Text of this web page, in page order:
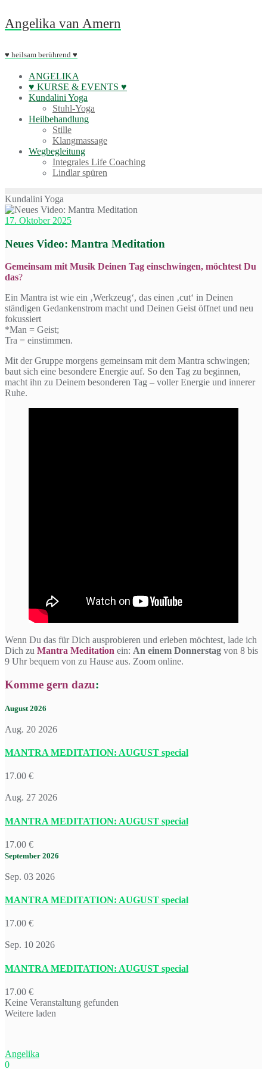
Skip
to
Angelika van Amern
♥ heilsam berührend ♥
ANGELIKA
♥ KURSE & EVENTS ♥
Kundalini Yoga
Stuhl-Yoga
Heilbehandlung
Stille
Klangmassage
Wegbegleitung
Integrales Life Coaching
Lindlar spüren
Kundalini Yoga
17. Oktober 2025
Neues Video: Mantra Meditation
Gemeinsam mit Musik Deinen Tag einschwingen, möchtest Du
das?
Ein Mantra ist wie ein ‚Werkzeug‘, das einen ‚cut‘ in Deinen
ständigen Gedankenstrom macht und Deinen Geist öffnet und neu
fokussiert
*Man = Geist;
Tra = einstimmen.
Mit der Gruppe morgens gemeinsam mit dem Mantra schwingen;
baut sich eine besondere Energie auf. So den Tag zu beginnen,
macht ihn zu Deinem besonderen Tag – voller Energie und innerer
Ruhe.
Wenn Du das für Dich ausprobieren und erleben möchtest, lade ich
Dich zu Mantra Meditation ein: An einem Donnerstag von 8 bis
9 Uhr bequem von zu Hause aus. Zoom online.
Komme gern dazu:
August 2026
Aug. 20 2026
MANTRA MEDITATION: AUGUST special
17.00 €
Aug. 27 2026
MANTRA MEDITATION: AUGUST special
17.00 €
September 2026
Sep. 03 2026
MANTRA MEDITATION: AUGUST special
17.00 €
Sep. 10 2026
MANTRA MEDITATION: AUGUST special
17.00 €
Keine Veranstaltung gefunden
Weitere laden
Angelika
0